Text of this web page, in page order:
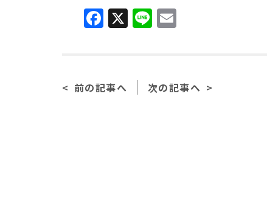
F
a
e
b
X Li
n
l
前の記事へ 次の記事へ